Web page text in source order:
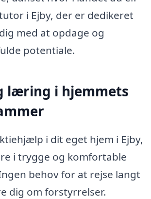
i Ejby, der er dedikeret
med at opdage og
potentiale.
læring i hjemmets
i dit eget hjem i Ejby,
i trygge og komfortable
behov for at rejse langt
dig om forstyrrelser.